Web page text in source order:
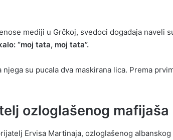
mediji u Grčkoj, svedoci događaja naveli
“moj tata, moj tata”.
su pucala dva maskirana lica. Prema
ozloglašenog mafijaša
Ervisa Martinaja, ozloglašenog albanskog